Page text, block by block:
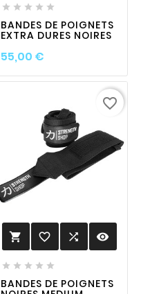
    
BANDES DE POIGNETS
EXTRA DURES NOIRES
55,00 €Prix
 favorite_border  visibility
    
BANDES DE POIGNETS
favorite_border